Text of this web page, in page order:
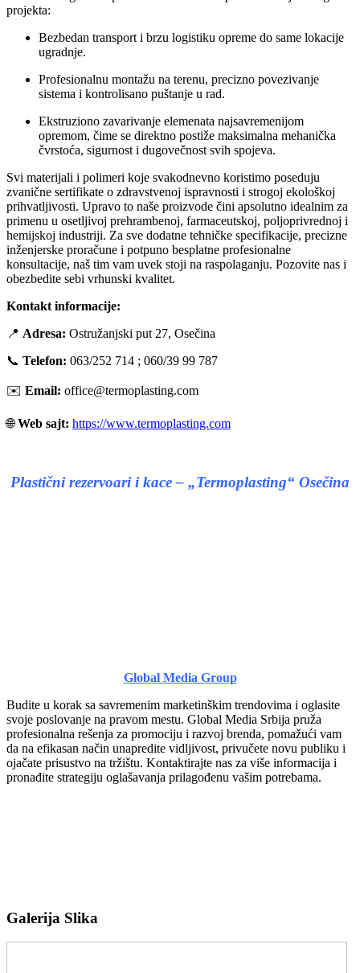
projekta:
Bezbedan transport i brzu logistiku opreme do same lokacije
ugradnje.
Profesionalnu montažu na terenu, precizno povezivanje
sistema i kontrolisano puštanje u rad.
Ekstruziono zavarivanje elemenata najsavremenijom
opremom, čime se direktno postiže maksimalna mehanička
čvrstoća, sigurnost i dugovečnost svih spojeva.
Svi materijali i polimeri koje svakodnevno koristimo poseduju
zvanične sertifikate o zdravstvenoj ispravnosti i strogoj ekološkoj
prihvatljivosti. Upravo to naše proizvode čini apsolutno idealnim za
primenu u osetljivoj prehrambenoj, farmaceutskoj, poljoprivrednoj i
hemijskoj industriji. Za sve dodatne tehničke specifikacije, precizne
inženjerske proračune i potpuno besplatne profesionalne
konsultacije, naš tim vam uvek stoji na raspolaganju. Pozovite nas i
obezbedite sebi vrhunski kvalitet.
Kontakt informacije:
📍 Adresa: Ostružanjski put 27, Osečina
📞 Telefon: 063/252 714 ; 060/39 99 787
✉️ Email: office@termoplasting.com
🌐Web sajt: https://www.termoplasting.com
Plastični rezervoari i kace – „Termoplasting“ Osečina
Global Media Group
Budite u korak sa savremenim marketinškim trendovima i oglasite
svoje poslovanje na pravom mestu. Global Media Srbija pruža
profesionalna rešenja za promociju i razvoj brenda, pomažući vam
da na efikasan način unapredite vidljivost, privučete novu publiku i
ojačate prisustvo na tržištu. Kontaktirajte nas za više informacija i
pronađite strategiju oglašavanja prilagođenu vašim potrebama.
Galerija Slika